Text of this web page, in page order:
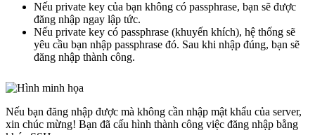
Nếu private key của bạn không có passphrase, bạn sẽ được
đăng nhập ngay lập tức.
Nếu private key có passphrase (khuyến khích), hệ thống sẽ
yêu cầu bạn nhập passphrase đó. Sau khi nhập đúng, bạn sẽ
đăng nhập thành công.
Nếu bạn đăng nhập được mà không cần nhập mật khẩu của server,
xin chúc mừng! Bạn đã cấu hình thành công việc đăng nhập bằng